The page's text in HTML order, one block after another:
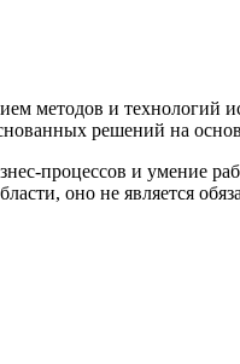
методов и технологий
решений на
процессов и умение
оно не является